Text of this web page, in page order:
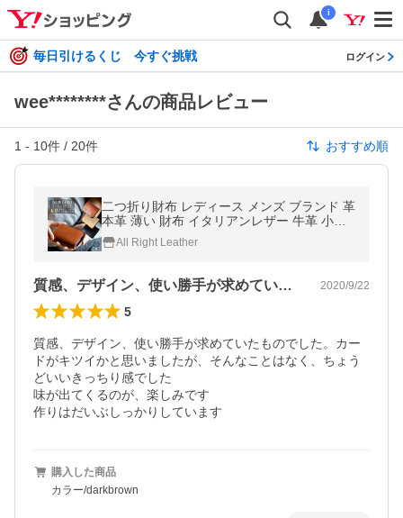
i
毎日引けるくじ 今すぐ挑戦 ログイン
wee********さんの商品レビュー
1 - 10件 / 20件 おすすめ順
二つ折り財布 レディース メンズ ブランド 革
本革 薄い 財布 イタリアンレザー 牛革 小さ
い プレゼント ショートウォレット DomTep
orna Italy
All Right Leather
質感、デザイン、使い勝手が求めていたも… 2020/9/22
5
質感、デザイン、使い勝手が求めていたものでした。カー
ドがキツイかと思いましたが、そんなことはなく、ちょう
どいいきっちり感でした
味が出てくるのが、楽しみです
作りはだいぶしっかりしています
購入した商品
カラー/darkbrown